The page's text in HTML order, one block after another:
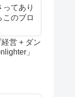
てあり
のブロ
営 + ダン
」